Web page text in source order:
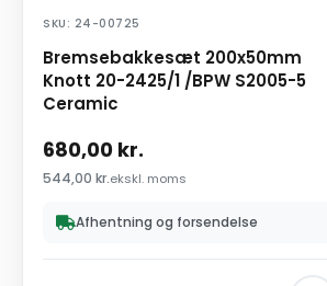
SKU: 24-00725
Bremsebakkesæt 200x50mm
Knott 20-2425/1 /BPW S2005-5
Ceramic
680,00 kr.
544,00 kr.ekskl. moms
Afhentning og forsendelse